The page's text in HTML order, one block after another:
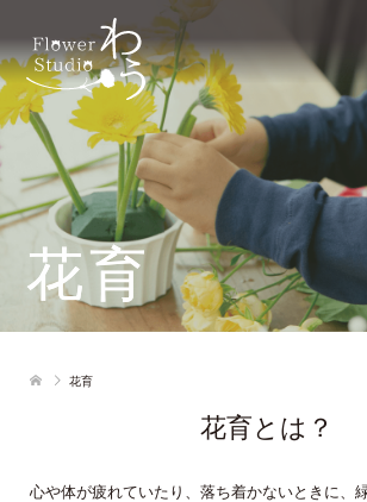
花育
花育
花育とは？
心や体が疲れていたり、落ち着かないときに、